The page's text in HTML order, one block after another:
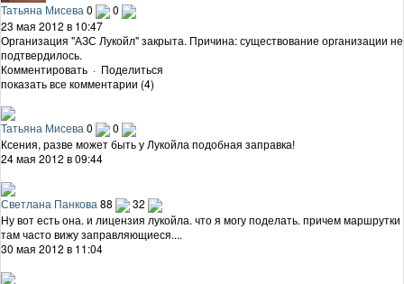
Татьяна Мисева 0
0
23 мая 2012 в 10:47
Организация "АЗС Лукойл" закрыта. Причина: существование организации не
подтвердилось.
Комментировать · Поделиться
показать все комментарии (4)
Татьяна Мисева0
0
Ксения, разве может быть у Лукойла подобная заправка!
24 мая 2012 в 09:44
Светлана Панкова 88
32
Ну вот есть она. и лицензия лукойла. что я могу поделать. причем маршрутки
там часто вижу заправляющиеся....
30 мая 2012 в 11:04